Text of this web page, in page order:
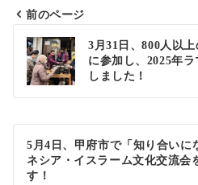
投
稿
ナ
ビ
ゲ
ー
前のページ
3月31日、800人以
に参加し、2025年
しました！
5月4日、甲府市で「知り合いに
ネシア・イスラーム文化交流会
す！